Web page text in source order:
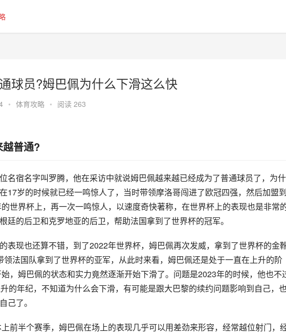
球员?姆巴佩为什么下滑这么快
• 体育攻略 • 阅读 263
普通?
名宿名字叫罗腾，他在采访中就说姆巴佩越来越已经成为了普通球员了，为
17岁的时候就已经一鸣惊人了，当时带领摩洛哥闯进了欧冠四强，然后加盟
世界杯上，再一次一鸣惊人，以速度奇快著称，在世界杯上的表现也是非常
廷的后卫和克罗地亚的后卫，帮助法国拿到了世界杯的冠军。
表现也还算不错，到了2022年世界杯，姆巴佩再次发威，拿到了世界杯的金
法国队拿到了世界杯的亚军，从此时来看，姆巴佩还是处于一直在上升的阶
，姆巴佩的状态和实力竟然逐渐开始下滑了。问题是2023年的时候，他也不
的年纪，不知道为什么会下滑，有可能是跟大巴黎的续约问题影响到自己，
己了。
前半个赛季，姆巴佩在场上的表现几乎可以用差劲来形容，经常越位射门，